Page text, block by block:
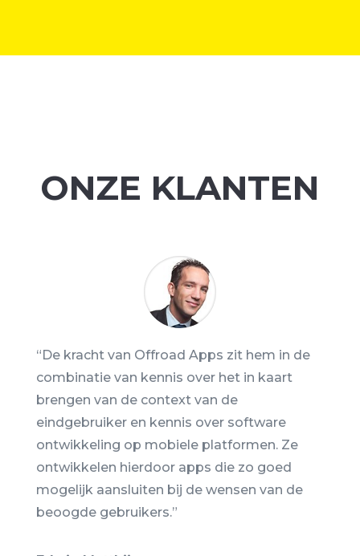
ONZE KLANTEN
“De kracht van Offroad Apps zit hem in de
combinatie van kennis over het in kaart
brengen van de context van de
eindgebruiker en kennis over software
ontwikkeling op mobiele platformen. Ze
ontwikkelen hierdoor apps die zo goed
mogelijk aansluiten bij de wensen van de
beoogde gebruikers.”